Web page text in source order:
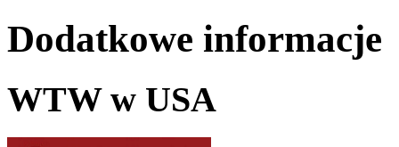
Dodatkowe informacje
WTW w USA